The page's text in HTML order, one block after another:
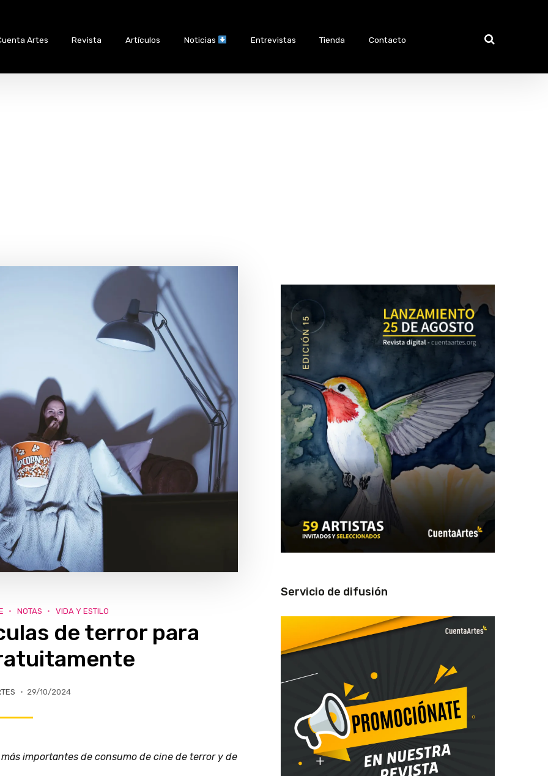
Artes Revista Artículos Noticias Entrevistas Tienda Contacto
NOTAS VIDA Y ESTILO
de terror para
29/10/2024
importantes de consumo de cine de terror y de
Servicio de difusión